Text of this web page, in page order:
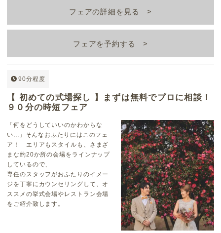
フェアの詳細を見る
フェアを予約する
90分程度
【 初めての式場探し 】まずは無料でプロに相談！
９０分の時短フェア
「何をどうしていいのかわからな
い...」そんなおふたりにはこのフェ
ア！ エリアもスタイルも、さまざ
まな約20か所の会場をラインナップ
しているので、
専任のスタッフがおふたりのイメー
ジを丁寧にカウンセリングして、オ
ススメの挙式会場やレストラン会場
をご紹介致します。